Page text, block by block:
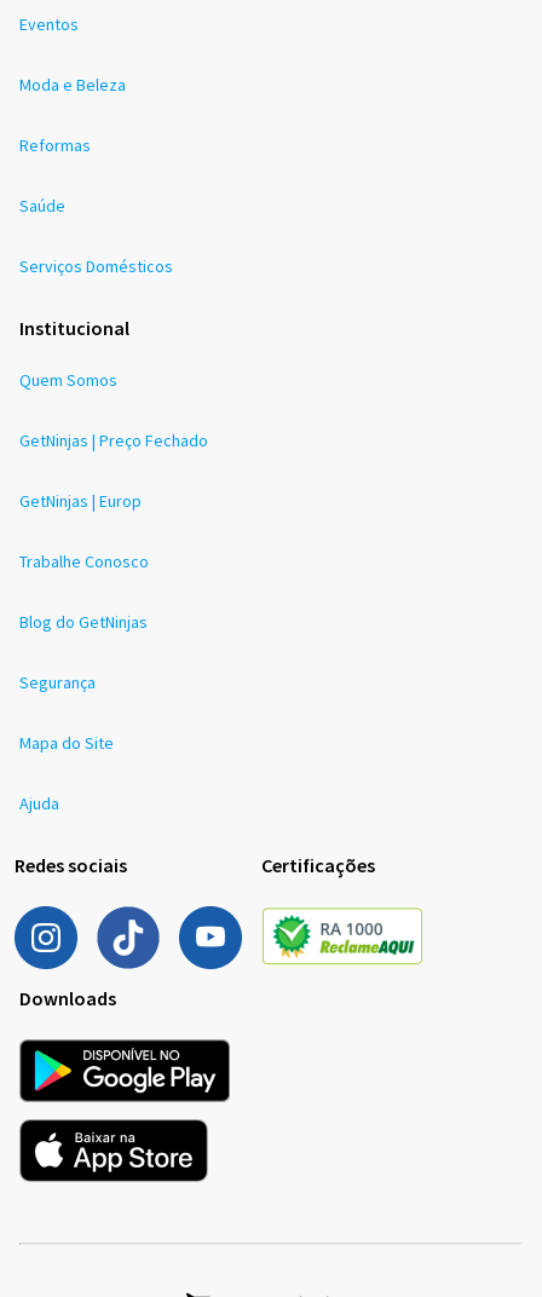
Eventos
Moda e Beleza
Reformas
Saúde
Serviços Domésticos
Institucional
Quem Somos
GetNinjas | Preço Fechado
GetNinjas | Europ
Trabalhe Conosco
Blog do GetNinjas
Segurança
Mapa do Site
Ajuda
Redes sociais Certificações
Downloads